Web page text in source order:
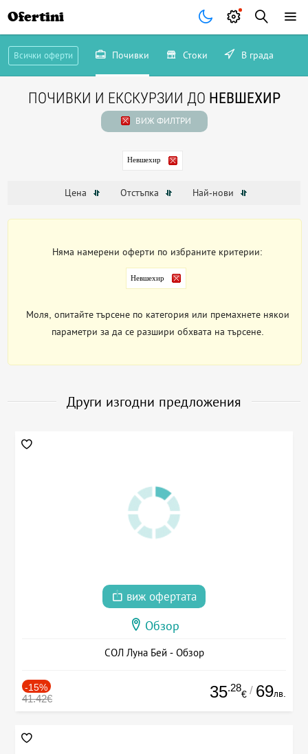
Ofertini
Всички оферти Почивки Стоки В града
ПОЧИВКИ И ЕКСКУРЗИИ ДО НЕВШЕХИР
ВИЖ ФИЛТРИ
Невшехир
Цена Отстъпка Най-нови
Няма намерени оферти по избраните критерии:
Невшехир
Моля, опитайте търсене по категория или премахнете някои
параметри за да се разшири обхвата на търсене.
Други изгодни предложения
виж офертата
Обзор
СОЛ Луна Бей - Обзор
-15%
41.42€ 35.28
€ / 69лв.